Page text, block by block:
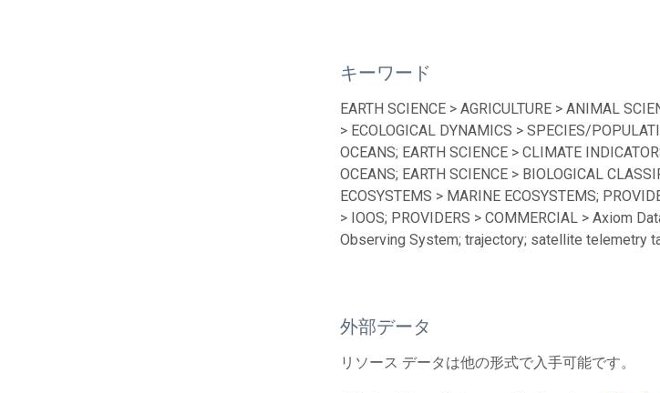
キーワード
EARTH SCIENCE > AGRICULTURE > ANIMAL
> ECOLOGICAL DYNAMICS > SPECIES/
OCEANS; EARTH SCIENCE > CLIMATE
OCEANS; EARTH SCIENCE > BIOLOGICAL
ECOSYSTEMS > MARINE ECOSYSTEMS;
> IOOS; PROVIDERS > COMMERCIAL > Axiom
Observing System; trajectory; satellite telemetry
外部データ
リソース データは他の形式で入手可能です。